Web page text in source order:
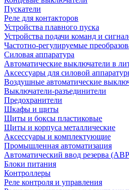
Пускатели
Реле для контакторов
Устройства плавного пуска
Устройства подачи команд и
Частотно-регулируемые
Силовая аппаратура
Автоматические выключатели в
Аксессуары для силовой
Воздушные автоматические
Выключатели-разъединители
Предохранители
Шкафы и щиты
Щиты и боксы пластиковые
Щиты и корпуса металлические
Аксессуары и комплектующие
Промышленная автоматизация
Автоматический ввод резерва
Блоки питания
Контроллеры
Реле контроля и управления